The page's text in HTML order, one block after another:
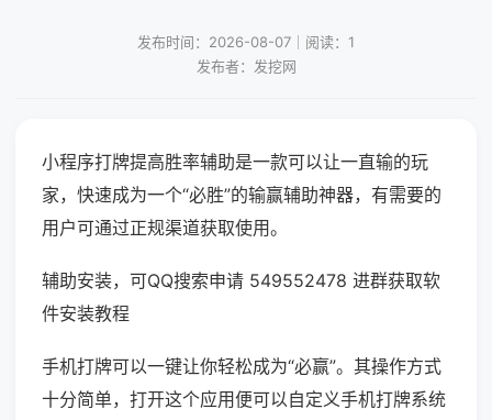
发布时间：2026-08-07｜阅读：1
发布者：发挖网
小程序打牌提高胜率辅助是一款可以让一直输的玩
家，快速成为一个“必胜”的输赢辅助神器，有需要的
用户可通过正规渠道获取使用。
辅助安装，可QQ搜索申请 549552478 进群获取软
件安装教程
手机打牌可以一键让你轻松成为“必赢”。其操作方式
十分简单，打开这个应用便可以自定义手机打牌系统